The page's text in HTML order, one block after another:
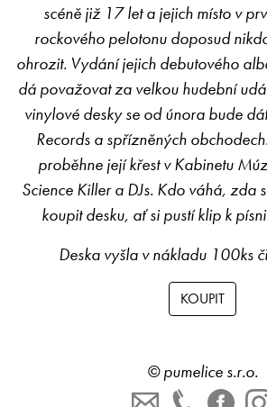
scéně již 17 let a jejich místo v
rockového pelotonu doposud
ohrozit. Vydání jejich debutového
dá považovat za velkou hudební
vinylové desky se od února bude
Records a spřízněných
proběhne její křest v Kabinetu
Science Killer a DJs. Kdo váhá, zda
koupit desku, ať si pustí klip k
Deska vyšla v nákladu 100ks
©pumelice s.r.o.